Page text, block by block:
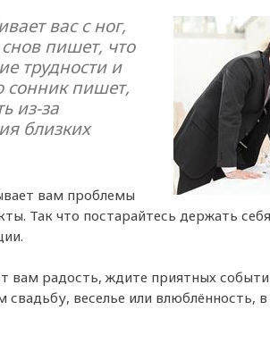
вас с ног,
пишет, что
трудности и
сонник пишет,
из-за
близких
вам проблемы
Так что постарайтесь держать
вам радость, ждите приятных
свадьбу, веселье или влюблённость,